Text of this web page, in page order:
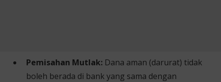
Pemisahan Mutlak: Dana aman (darurat) tidak
boleh berada di bank yang sama dengan